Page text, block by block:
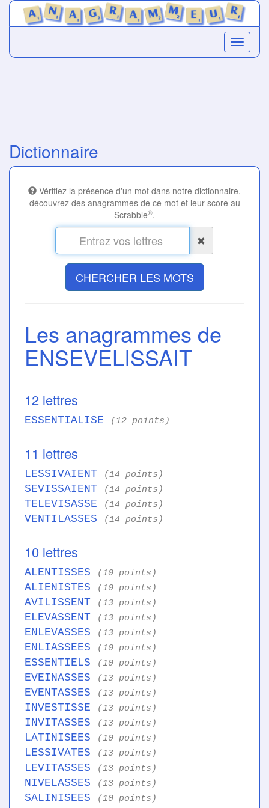
Dictionnaire
Vérifiez la présence d'un mot dans notre dictionnaire,
découvrez des anagrammes de ce mot et leur score au
Scrabble®.
CHERCHER LES MOTS
Les anagrammes de
ENSEVELISSAIT
12 lettres
ESSENTIALISE (12 points)
11 lettres
LESSIVAIENT (14 points)
SEVISSAIENT (14 points)
TELEVISASSE (14 points)
VENTILASSES (14 points)
10 lettres
ALENTISSES (10 points)
ALIENISTES (10 points)
AVILISSENT (13 points)
ELEVASSENT (13 points)
ENLEVASSES (13 points)
ENLIASSEES (10 points)
ESSENTIELS (10 points)
EVEINASSES (13 points)
EVENTASSES (13 points)
INVESTISSE (13 points)
INVITASSES (13 points)
LATINISEES (10 points)
LESSIVATES (13 points)
LEVITASSES (13 points)
NIVELASSES (13 points)
SALINISEES (10 points)